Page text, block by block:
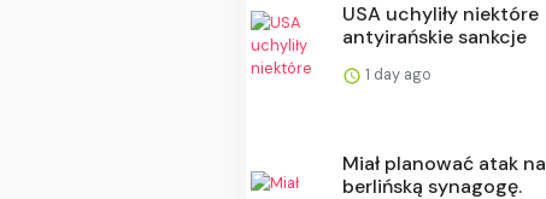
USA uchyliły niektóre
antyirańskie sankcje
1 day ago
Miał planować atak na
berlińską synagogę.